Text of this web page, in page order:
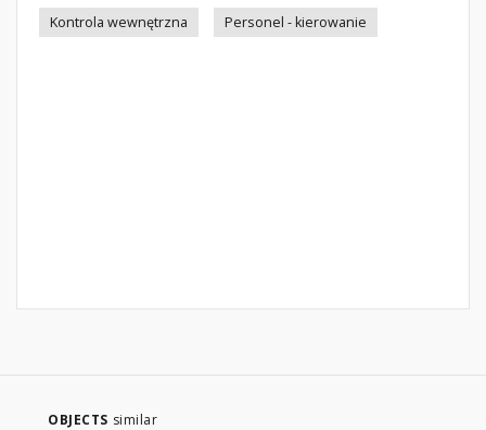
Kontrola wewnętrzna
Personel - kierowanie
OBJECTS similar